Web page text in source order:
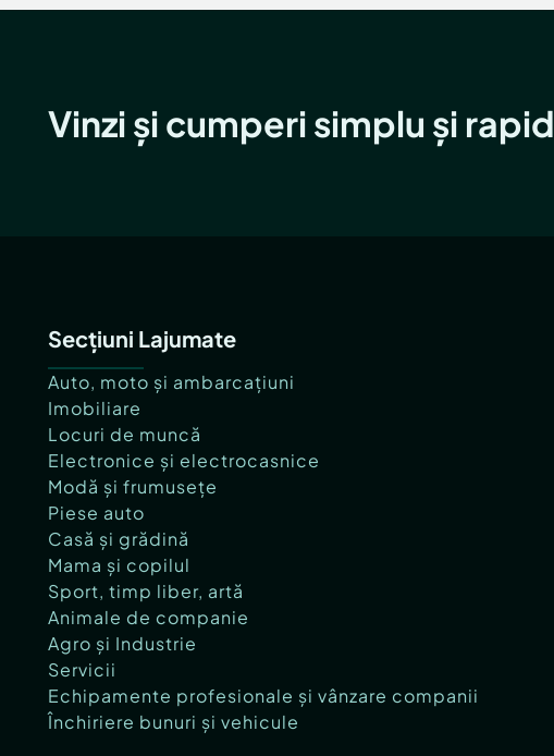
Vinzi și cumperi simplu și rapid
Secțiuni Lajumate
Auto, moto și ambarcațiuni
Imobiliare
Locuri de muncă
Electronice și electrocasnice
Modă și frumusețe
Piese auto
Casă și grădină
Mama și copilul
Sport, timp liber, artă
Animale de companie
Agro și Industrie
Servicii
Echipamente profesionale și vânzare companii
Închiriere bunuri și vehicule